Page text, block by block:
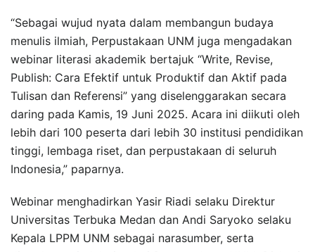
“Sebagai wujud nyata dalam membangun budaya
menulis ilmiah, Perpustakaan UNM juga mengadakan
webinar literasi akademik bertajuk “Write, Revise,
Publish: Cara Efektif untuk Produktif dan Aktif pada
Tulisan dan Referensi” yang diselenggarakan secara
daring pada Kamis, 19 Juni 2025. Acara ini diikuti oleh
lebih dari 100 peserta dari lebih 30 institusi pendidikan
tinggi, lembaga riset, dan perpustakaan di seluruh
Indonesia,” paparnya.
Webinar menghadirkan Yasir Riadi selaku Direktur
Universitas Terbuka Medan dan Andi Saryoko selaku
Kepala LPPM UNM sebagai narasumber, serta